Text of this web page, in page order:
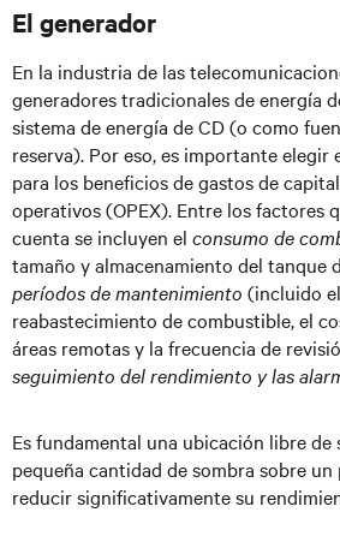
El generador
En la industria de las
generadores tradicionales de energía
sistema de energía de CD (o como
reserva). Por eso, es importante elegir
para los beneficios de gastos de
operativos (OPEX). Entre los factores
cuenta se incluyen el consumo de
tamaño y almacenamiento del tanque
períodos de mantenimiento (incluido
reabastecimiento de combustible, el
áreas remotas y la frecuencia de
seguimiento del rendimiento y las
Es fundamental una ubicación libre de
pequeña cantidad de sombra sobre
reducir significativamente su